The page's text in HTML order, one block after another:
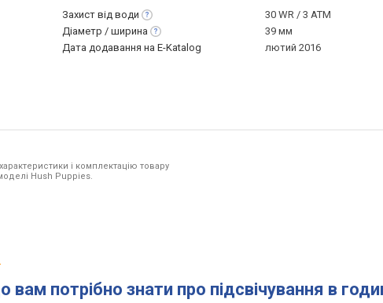
Захист від води
30 WR / 3 ATM
Діаметр / ширина
39 мм
Дата додавання на E-Katalog
лютий 2016
і комплектацію товару
Hush Puppies.
вам потрібно знати про підсвічування в